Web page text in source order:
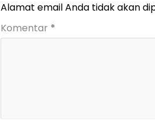
Alamat email Anda tidak akan
Komentar *